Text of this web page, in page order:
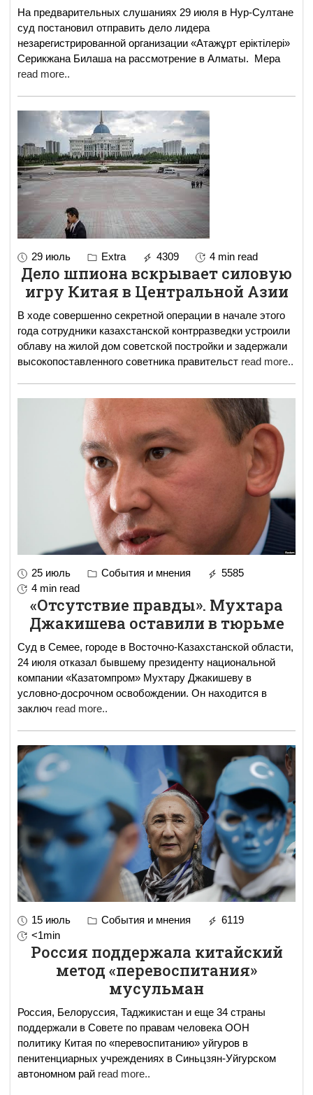
На предварительных слушаниях 29 июля в Нур-Султане
суд постановил отправить дело лидера
незарегистрированной организации «Атажұрт еріктілері»
Серикжана Билаша на рассмотрение в Алматы. Мера
read more..
29 июль Extra 4309 4 min read
Дело шпиона вскрывает силовую
игру Китая в Центральной Азии
В ходе совершенно секретной операции в начале этого
года сотрудники казахстанской контрразведки устроили
облаву на жилой дом советской постройки и задержали
высокопоставленного советника правительст read more..
25 июль События и мнения
5585
4 min read
«Отсутствие правды». Мухтара
Джакишева оставили в тюрьме
Суд в Семее, городе в Восточно-Казахстанской области,
24 июля отказал бывшему президенту национальной
компании «Казатомпром» Мухтару Джакишеву в
условно-досрочном освобождении. Он находится в
заключ read more..
15 июль События и мнения
6119
<1min
Россия поддержала китайский
метод «перевоспитания»
мусульман
Россия, Белоруссия, Таджикистан и еще 34 страны
поддержали в Совете по правам человека ООН
политику Китая по «перевоспитанию» уйгуров в
пенитенциарных учреждениях в Синьцзян-Уйгурском
автономном рай read more..